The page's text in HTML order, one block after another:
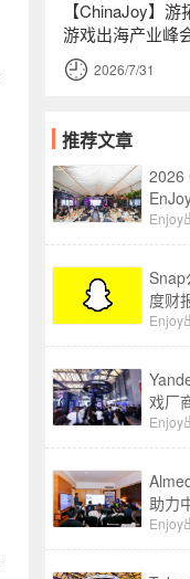
【ChinaJoy】
游戏出海产业峰
2026/7/31
推荐文章
2026
满载
Enjoy
Snap
度财
至
19%
Enjoy
戏厂
应用
3.5 倍
Enjoy
助力
收入
Enjoy